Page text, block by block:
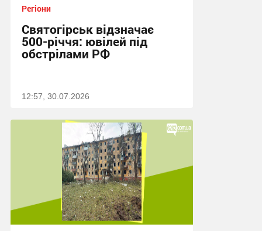
Регіони
Святогірськ відзначає
500-річчя: ювілей під
обстрілами РФ
12:57, 30.07.2026